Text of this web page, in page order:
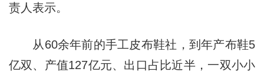
责人表示。
从60余年前的手工皮布鞋社，到年产布鞋5
亿双、产值127亿元、出口占比近半，一双小小